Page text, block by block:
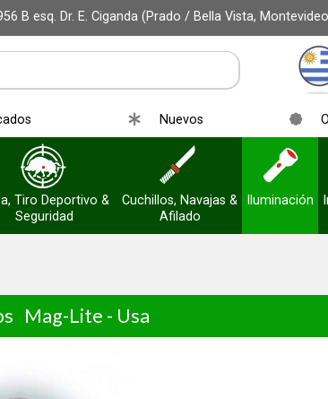
B esq. Dr. E. Ciganda (Prado / Bella Vista,
Nuevos
Tiro Deportivo &
Seguridad
Cuchillos, Navajas &
Afilado
Iluminación
Mag-Lite - Usa